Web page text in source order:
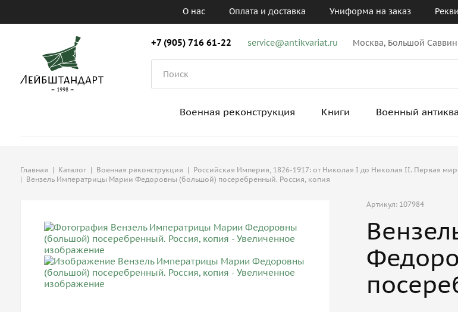
О нас Оплата и доставка Униформа на заказ
+7 (905) 716 61-22 service@antikvariat.ru Москва, Большой
Военная реконструкция Книги Военный
Главная | Каталог | Военная реконструкция | Российская Империя, 1826-1917: от Николая I до Николая II. Первая
| Вензель Императрицы Марии Федоровны (большой) посеребренный. Россия, копия
Артикул: 107984